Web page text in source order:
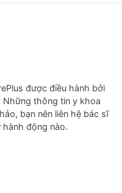
được điều hành bởi
Những thông tin y khoa
bạn nên liên hệ bác sĩ
động nào.